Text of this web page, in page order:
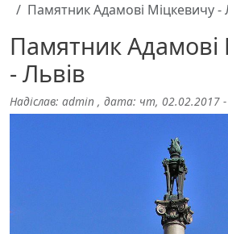
Памятник Адамові Міцкевичу -
Памятник Адамові
- Львів
Надіслав: admin , дата: чт, 02.02.2017